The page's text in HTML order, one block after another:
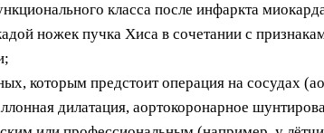
класса после инфаркта
ножек пучка Хиса в сочетании с
которым предстоит операция на сосудах
дилатация, аортокоронарное